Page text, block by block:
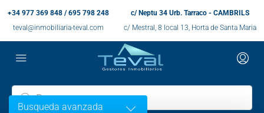
+34 977 369 848 / 695 798 248
teval@inmobiliaria-teval.com
c/ Neptu 34 Urb. Tarraco - CAMBRILS
c/ Mestral, 8 local 13, Horta de Santa Maria
Busqueda avanzada